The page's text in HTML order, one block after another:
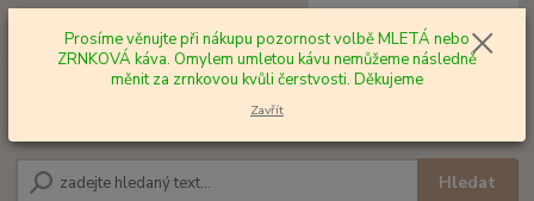
Hledat
+420 602 577 209 za0,00 Kč
Prosíme věnujte při nákupu pozornost volbě MLETÁ nebo
ZRNKOVÁ káva. Omylem umletou kávu nemůžeme následně
měnit za zrnkovou kvůli čerstvosti. Děkujeme
Zavřít